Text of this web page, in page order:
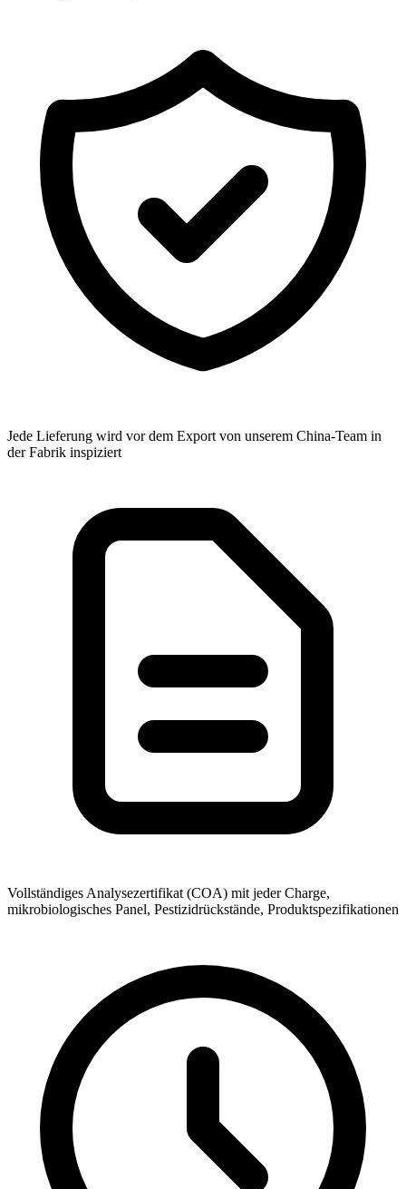
Jede Lieferung wird vor dem Export von unserem China-Team in
der Fabrik inspiziert
Vollständiges Analysezertifikat (COA) mit jeder Charge,
mikrobiologisches Panel, Pestizidrückstände, Produktspezifikationen